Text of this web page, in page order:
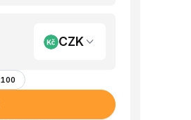
CZK
100